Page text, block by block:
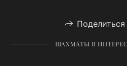
ШАХМАТЫ В